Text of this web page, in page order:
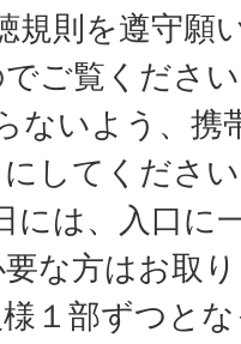
規則を遵守願
ご覧くださ
ないよう、携
してくださ
には、入口に
な方はお取
１部ずつと